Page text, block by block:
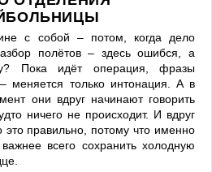
с собой – потом, когда дело
полётов – здесь ошибся, а
Пока идёт операция, фразы
меняется только интонация. А в
они вдруг начинают говорить
ничего не происходит. И вдруг
это правильно, потому что именно
всего сохранить холодную